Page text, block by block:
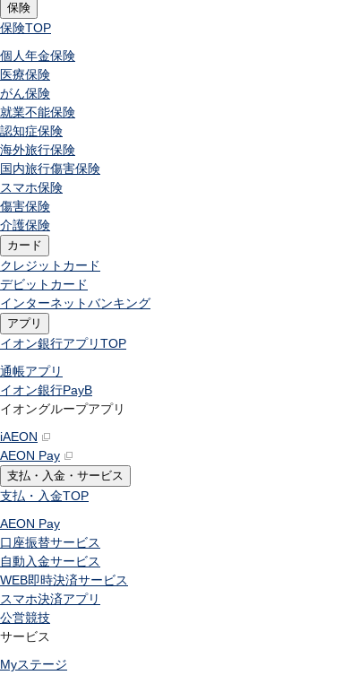
保険
保険TOP
個人年金保険
医療保険
がん保険
就業不能保険
認知症保険
海外旅行保険
国内旅行傷害保険
スマホ保険
傷害保険
介護保険
カード
クレジットカード
デビットカード
インターネットバンキング
アプリ
イオン銀行アプリTOP
通帳アプリ
イオン銀行PayB
イオングループアプリ
iAEON
AEON Pay
支払・入金・サービス
支払・入金TOP
AEON Pay
口座振替サービス
自動入金サービス
WEB即時決済サービス
スマホ決済アプリ
公営競技
サービス
Myステージ